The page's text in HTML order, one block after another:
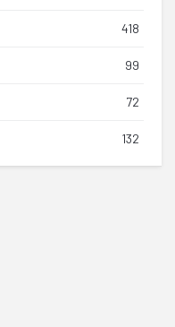
418
99
72
132